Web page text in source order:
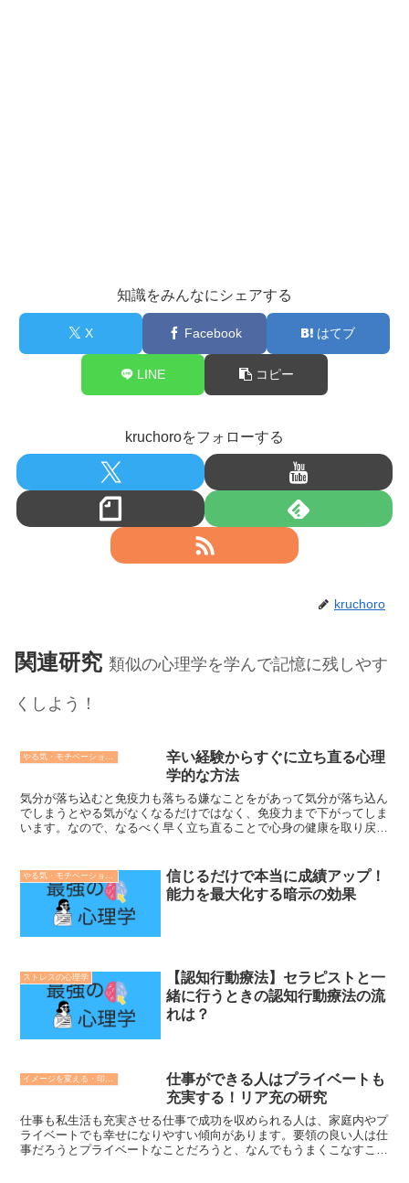
知識をみんなにシェアする
X Facebook はてブ
LINE コピー
kruchoroをフォローする
kruchoro
関連研究 類似の心理学を学んで記憶に残しやす
くしよう！
やる気・モチベーションの心理学
辛い経験からすぐに立ち直る心理
学的な方法
気分が落ち込むと免疫力も落ちる嫌なことをがあって気分が落ち込ん
でしまうとやる気がなくなるだけではなく、免疫力まで下がってしま
います。なので、なるべく早く立ち直ることで心身の健康を取り戻す
信じるだけで本当に成績アップ！
能力を最大化する暗示の効果
ストレスの心理学
【認知行動療法】セラピストと一
緒に行うときの認知行動療法の流
れは？
イメージを変える・印象操作の心理学
仕事ができる人はプライベートも
充実する！リア充の研究
仕事も私生活も充実させる仕事で成功を収められる人は、家庭内やプ
ライベートでも幸せになりやすい傾向があります。要領の良い人は仕
事だろうとプライベートなことだろうと、なんでもうまくこなすこと